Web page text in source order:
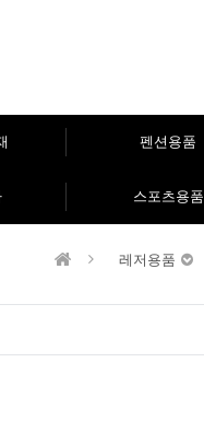
펜션용품
스포츠용품
레저용품